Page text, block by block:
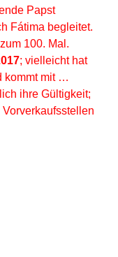
Papst
Fátima begleitet.
100. Mal.
; vielleicht hat
kommt mit …
ihre Gültigkeit;